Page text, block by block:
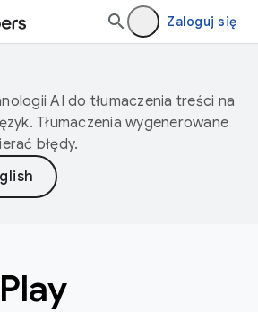
Zaloguj się
AI do tłumaczenia treści na
Tłumaczenia wygenerowane
błędy.